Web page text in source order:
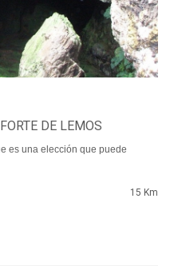
DE LEMOS
es una elección que puede
15 Km